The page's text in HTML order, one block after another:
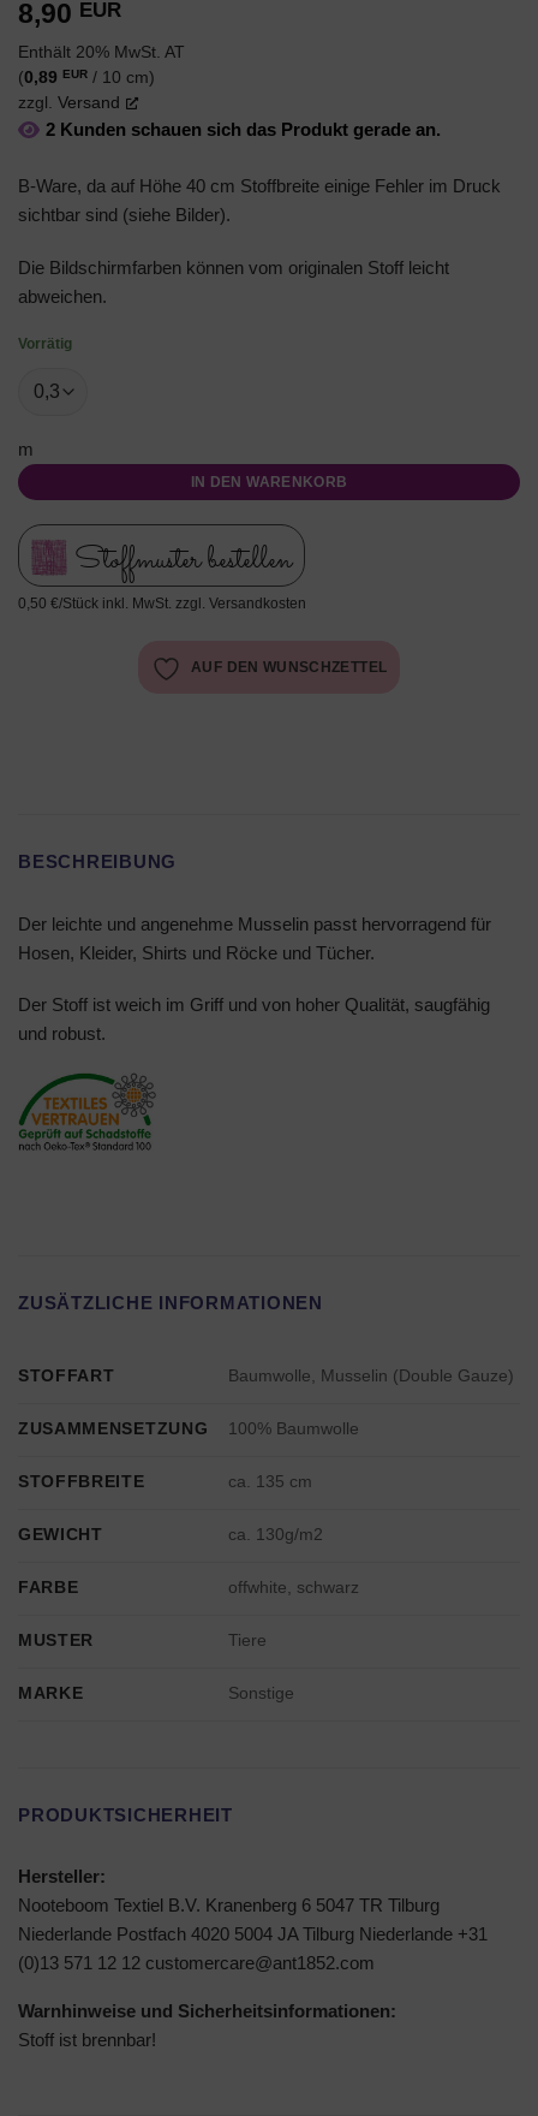
8,90 EUR
Enthält 20% MwSt. AT
(0,89 EUR / 10 cm)
zzgl. Versand
2 Kunden schauen sich das Produkt gerade an.
B-Ware, da auf Höhe 40 cm Stoffbreite einige Fehler im Druck
sichtbar sind (siehe Bilder).
Die Bildschirmfarben können vom originalen Stoff leicht
abweichen.
Vorrätig
m
IN DEN WARENKORB
Stoffmuster bestellen
0,50 €/Stück inkl. MwSt. zzgl. Versandkosten
AUF DEN WUNSCHZETTEL
BESCHREIBUNG
Der leichte und angenehme Musselin passt hervorragend für
Hosen, Kleider, Shirts und Röcke und Tücher.
Der Stoff ist weich im Griff und von hoher Qualität, saugfähig
und robust.
ZUSÄTZLICHE INFORMATIONEN
STOFFART Baumwolle, Musselin (Double Gauze)
ZUSAMMENSETZUNG 100% Baumwolle
STOFFBREITE ca. 135 cm
GEWICHT ca. 130g/m2
FARBE offwhite, schwarz
MUSTER Tiere
MARKE Sonstige
PRODUKTSICHERHEIT
Hersteller:
Nooteboom Textiel B.V. Kranenberg 6 5047 TR Tilburg
Niederlande Postfach 4020 5004 JA Tilburg Niederlande +31
(0)13 571 12 12 customercare@ant1852.com
Warnhinweise und Sicherheitsinformationen:
Stoff ist brennbar!